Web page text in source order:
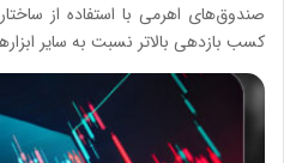
صندوق‌های اهرمی با استفاده از
کسب بازدهی بالاتر نسبت به سایر